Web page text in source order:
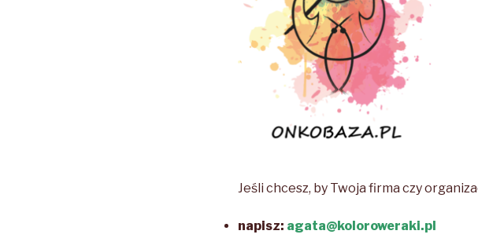
Jeśli chcesz, by Twoja firma czy
napisz: agata@koloroweraki.pl